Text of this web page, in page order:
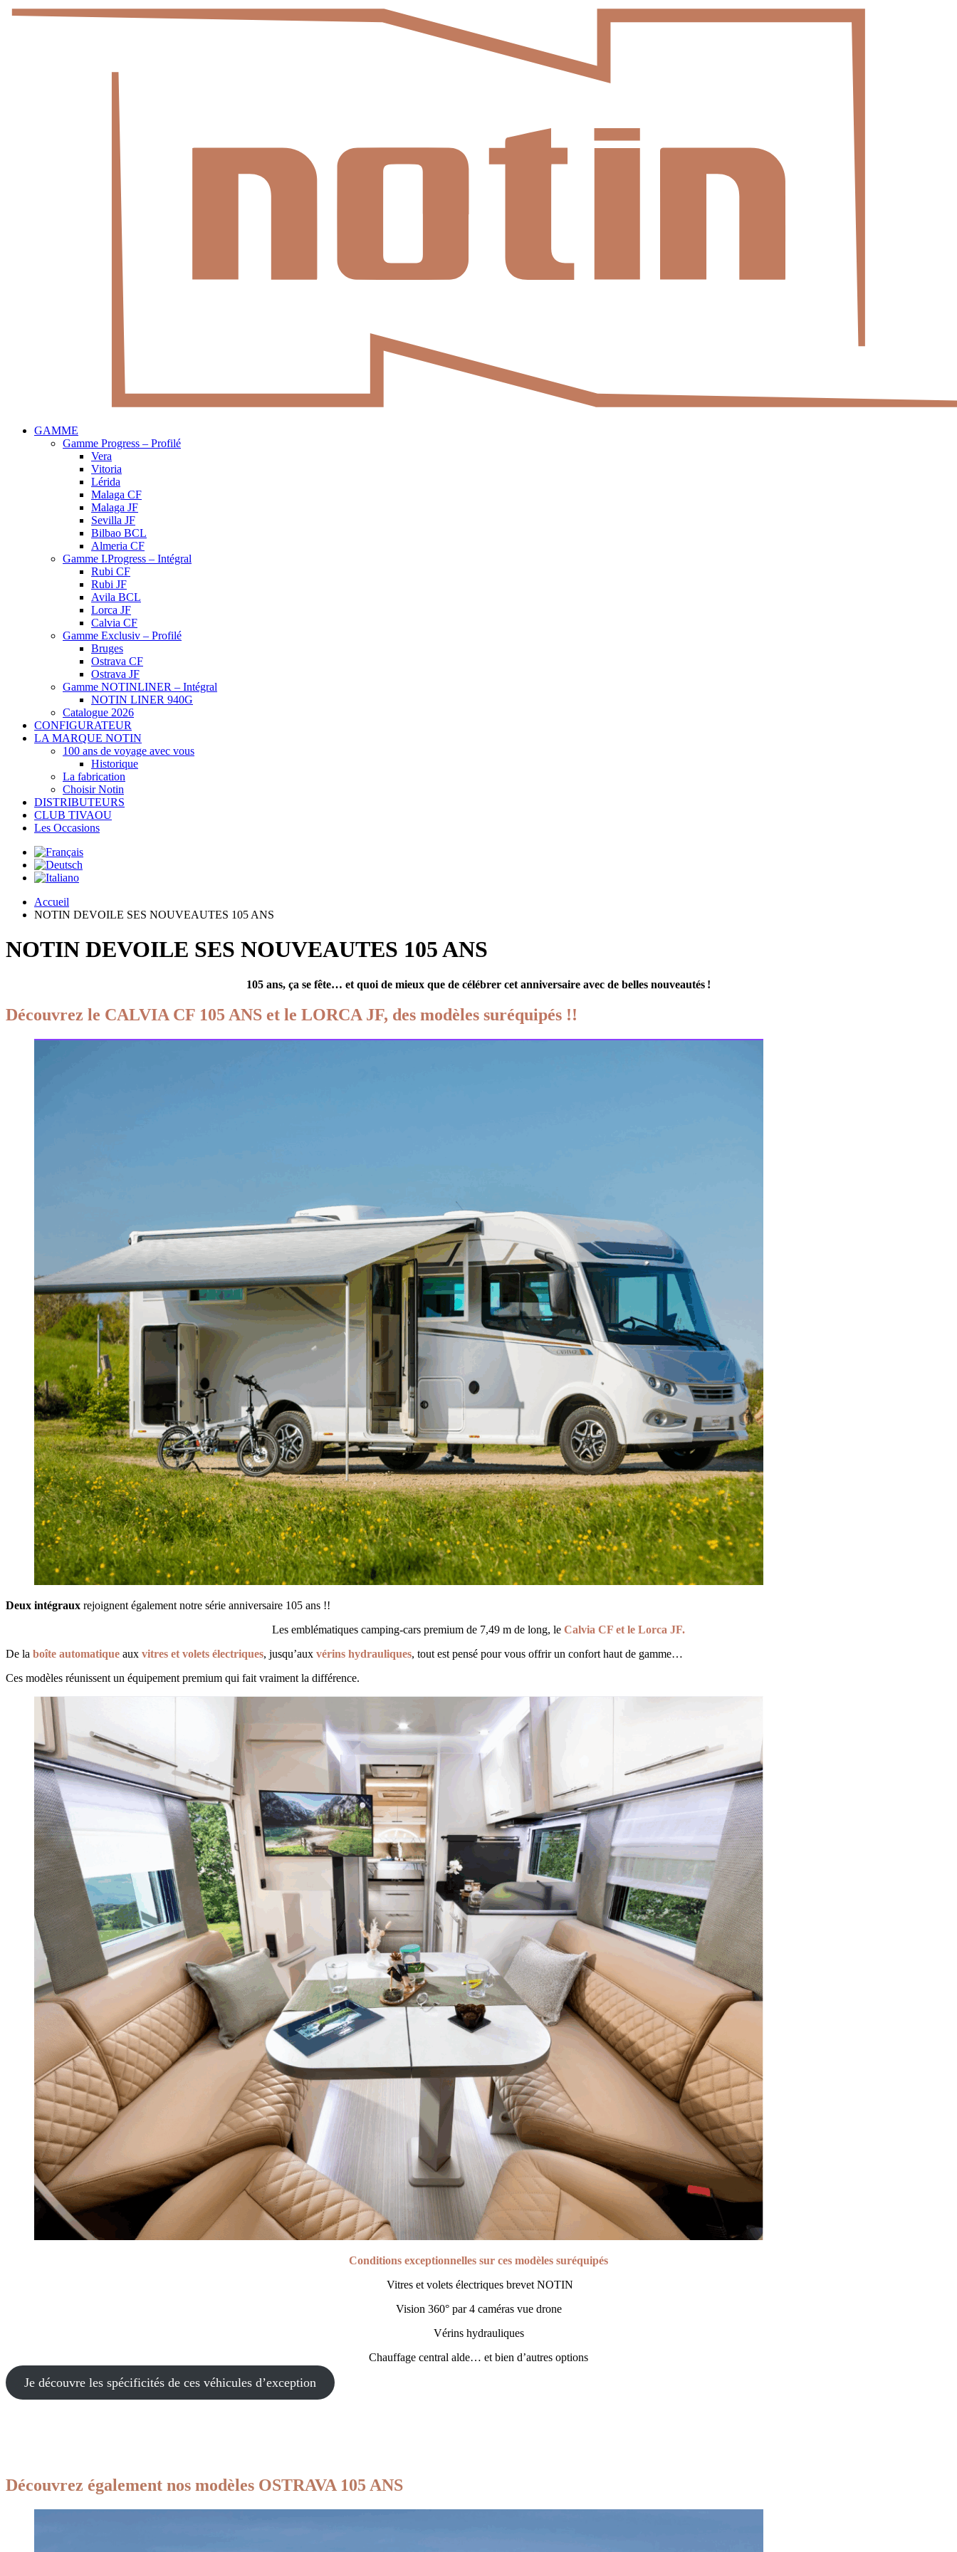
GAMME
Gamme Progress – Profilé
Vera
Vitoria
Lérida
Malaga CF
Malaga JF
Sevilla JF
Bilbao BCL
Almeria CF
Gamme I.Progress – Intégral
Rubi CF
Rubi JF
Avila BCL
Lorca JF
Calvia CF
Gamme Exclusiv – Profilé
Bruges
Ostrava CF
Ostrava JF
Gamme NOTINLINER – Intégral
NOTIN LINER 940G
Catalogue 2026
CONFIGURATEUR
LA MARQUE NOTIN
100 ans de voyage avec vous
Historique
La fabrication
Choisir Notin
DISTRIBUTEURS
CLUB TIVAOU
Les Occasions
Accueil
NOTIN DEVOILE SES NOUVEAUTES 105 ANS
NOTIN DEVOILE SES NOUVEAUTES 105 ANS
105 ans, ça se fête… et quoi de mieux que de célébrer cet anniversaire avec de belles nouveautés !
Découvrez le CALVIA CF 105 ANS et le LORCA JF, des modèles suréquipés !!
Deux intégraux rejoignent également notre série anniversaire 105 ans !!
Les emblématiques camping-cars premium de 7,49 m de long, le Calvia CF et le Lorca JF.
De la boîte automatique aux vitres et volets électriques, jusqu’aux vérins hydrauliques, tout est pensé pour vous offrir un confort haut de gamme…
Ces modèles réunissent un équipement premium qui fait vraiment la différence.
Conditions exceptionnelles sur ces modèles suréquipés
Vitres et volets électriques brevet NOTIN
Vision 360° par 4 caméras vue drone
Vérins hydrauliques
Chauffage central alde… et bien d’autres options
Je découvre les spécificités de ces véhicules d’exception
Découvrez également nos modèles OSTRAVA 105 ANS